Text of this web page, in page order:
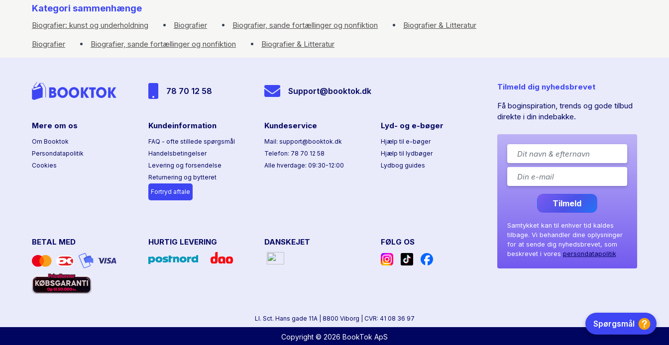
Kategori sammenhænge
Biografier: kunst og underholdning Biografier Biografier, sande fortællinger og nonfiktion
Biografier & Litteratur
Biografier
Biografier, sande fortællinger og nonfiktion Biografier & Litteratur
78 70 12 58 Support@booktok.dk
Mere om os
Om Booktok
Persondatapolitik
Cookies
Kundeinformation
FAQ - ofte stillede spørgsmål
Handelsbetingelser
Levering og forsendelse
Returnering og bytteret
Fortryd aftale
Kundeservice
Mail: support@booktok.dk
Telefon: 78 70 12 58
Alle hverdage: 09:30-12:00
Lyd- og e-bøger
Hjælp til e-bøger
Hjælp til lydbøger
Lydbog guides
BETAL MED HURTIG LEVERING DANSKEJET FØLG OS
Tilmeld dig nyhedsbrevet
Få boginspiration, trends og gode tilbud
direkte i din indebakke.
Tilmeld
Samtykket kan til enhver tid kaldes
tilbage. Vi behandler dine oplysninger
for at sende dig nyhedsbrevet, som
beskrevet i vores persondatapolitik
Ll. Sct. Hans gade 11A 8800 Viborg CVR: 41 08 36 97
Copyright © 2026 BookTok ApS